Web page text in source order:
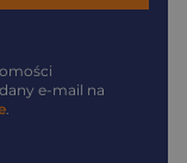
e-mail na
.